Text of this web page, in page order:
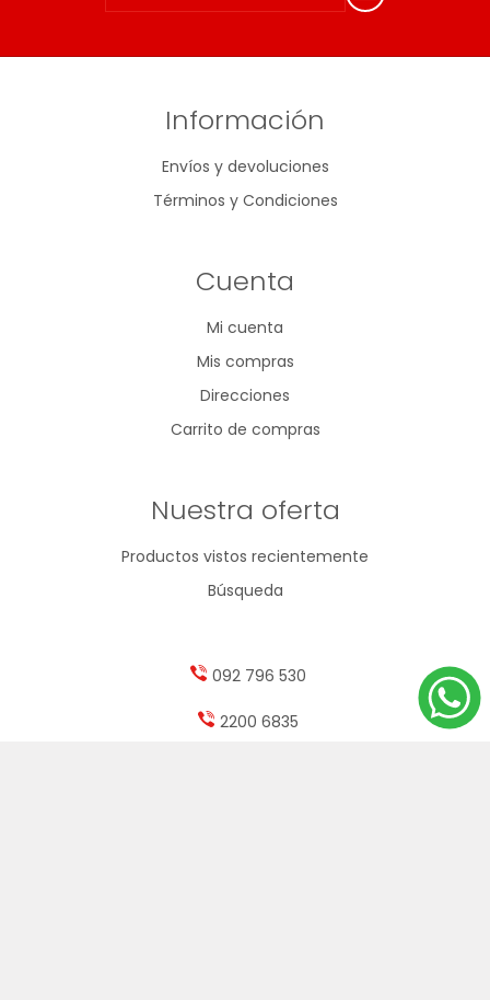
Información
Envíos y devoluciones
Términos y Condiciones
Cuenta
Mi cuenta
Mis compras
Direcciones
Carrito de compras
Nuestra oferta
Productos vistos recientemente
Búsqueda
092 796 530
2200 6835